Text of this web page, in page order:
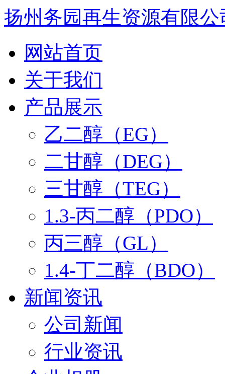
扬州务园再生资源有限公
网站首页
关于我们
产品展示
乙二醇（EG）
二甘醇（DEG）
三甘醇（TEG）
1.3-丙二醇（PDO）
丙三醇（GL）
1.4-丁二醇（BDO）
新闻资讯
公司新闻
行业资讯